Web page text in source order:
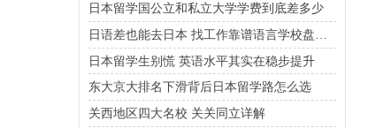
日本留学国公立和私立大学学费到底差多少
日本留学生别慌 英语水平其实在稳步提升
东大京大排名下滑背后日本留学路怎么选
关西地区四大名校 关关同立详解